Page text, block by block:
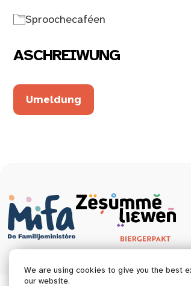
Sproochecaféen
ASCHREIWUNG
Umeldung
We are using cookies to give you the best
our website.